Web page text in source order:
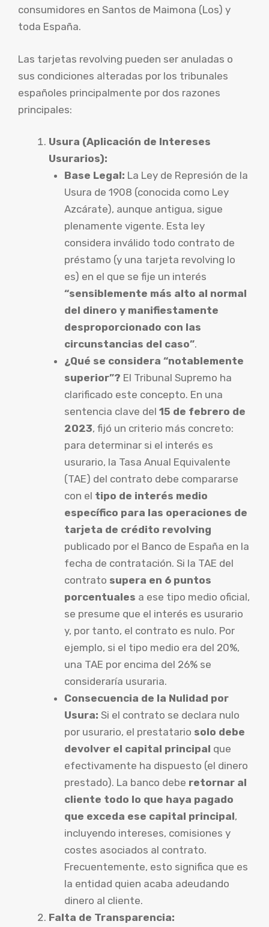
consumidores en Santos de Maimona (Los) y
toda España.
Las tarjetas revolving pueden ser anuladas o
sus condiciones alteradas por los tribunales
españoles principalmente por dos razones
principales:
Usura (Aplicación de Intereses
Usurarios):
Base Legal: La Ley de Represión de la
Usura de 1908 (conocida como Ley
Azcárate), aunque antigua, sigue
plenamente vigente. Esta ley
considera inválido todo contrato de
préstamo (y una tarjeta revolving lo
es) en el que se fije un interés
“sensiblemente más alto al normal
del dinero y manifiestamente
desproporcionado con las
circunstancias del caso”.
¿Qué se considera “notablemente
superior”? El Tribunal Supremo ha
clarificado este concepto. En una
sentencia clave del 15 de febrero de
2023, fijó un criterio más concreto:
para determinar si el interés es
usurario, la Tasa Anual Equivalente
(TAE) del contrato debe compararse
con el tipo de interés medio
específico para las operaciones de
tarjeta de crédito revolving
publicado por el Banco de España en la
fecha de contratación. Si la TAE del
contrato supera en 6 puntos
porcentuales a ese tipo medio oficial,
se presume que el interés es usurario
y, por tanto, el contrato es nulo. Por
ejemplo, si el tipo medio era del 20%,
una TAE por encima del 26% se
consideraría usuraria.
Consecuencia de la Nulidad por
Usura: Si el contrato se declara nulo
por usurario, el prestatario solo debe
devolver el capital principal que
efectivamente ha dispuesto (el dinero
prestado). La banco debe retornar al
cliente todo lo que haya pagado
que exceda ese capital principal,
incluyendo intereses, comisiones y
costes asociados al contrato.
Frecuentemente, esto significa que es
la entidad quien acaba adeudando
dinero al cliente.
Falta de Transparencia: